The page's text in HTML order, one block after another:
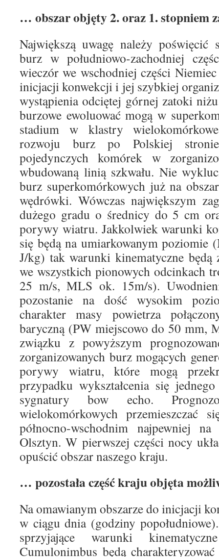
… obszar objęty 2. oraz 1. stopniem
Największą uwagę należy poświęcić
burz w południowo-zachodniej
wieczór we wschodniej części
inicjacji konwekcji i jej szybkiej
wystąpienia odciętej górnej zatoki
burzowe ewoluować mogą w
stadium w klastry
rozwoju burz po Polskiej
pojedynczych komórek w
wbudowaną linią szkwału. Nie
burz superkomórkowych już na
wędrówki. Wówczas największym
dużego gradu o średnicy do 5 cm
porywy wiatru. Jakkolwiek warunki
się będą na umiarkowanym
J/kg) tak warunki kinematyczne będą
we wszystkich pionowych odcinkach
25 m/s, MLS ok. 15m/s).
pozostanie na dość wysokim
charakter masy powietrza
baryczną (PW miejscowo do 50
związku z powyższym
zorganizowanych burz mogących
porywy wiatru, które mogą
przypadku wykształcenia się
sygnatury bow echo.
wielokomórkowych przemieszczać
północno-wschodnim najpewniej
Olsztyn. W pierwszej części nocy
opuścić obszar naszego kraju.
… pozostała część kraju objęta
Na omawianym obszarze do inicjacji
w ciągu dnia (godziny
sprzyjające warunki
Cumulonimbus będą